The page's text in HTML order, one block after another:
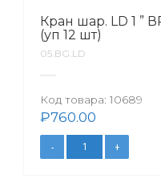
Кран шар. LD 1 ”
(уп 12 шт)
05.BG.LD
Код товара: 10689
₽760.00